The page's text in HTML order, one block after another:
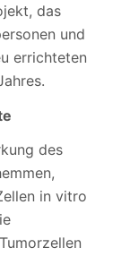
das
und
errichteten
des
in vitro